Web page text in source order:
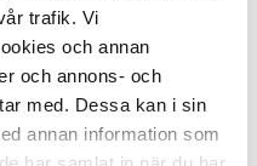
trafik. Vi
och annan
och annons- och
med. Dessa kan i sin
annan information som
erbjuder ett brett
övernattningslägenhet,
grönytor, grillplatser,
för att förgylla din